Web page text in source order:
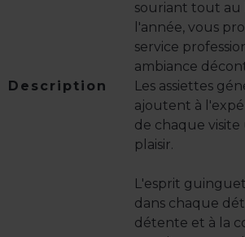
Description
souriant tout au
l'année, vous
service
ambiance
Les assiettes
ajoutent à
de chaque
plaisir.
L'esprit
dans chaque
détente et à la